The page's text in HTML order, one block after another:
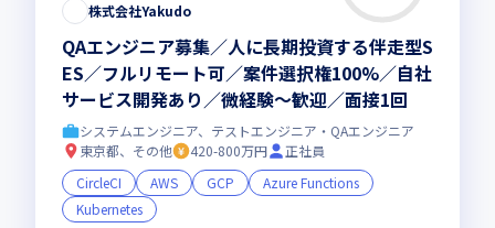
株式会社Yakudo
QAエンジニア募集／人に長期投資する伴走型S
ES／フルリモート可／案件選択権100%／自社
サービス開発あり／微経験〜歓迎／面接1回
システムエンジニア、テストエンジニア・QAエンジニア
東京都、その他
420-800万円
正社員
CircleCI
AWS GCP
Azure Functions
Kubernetes